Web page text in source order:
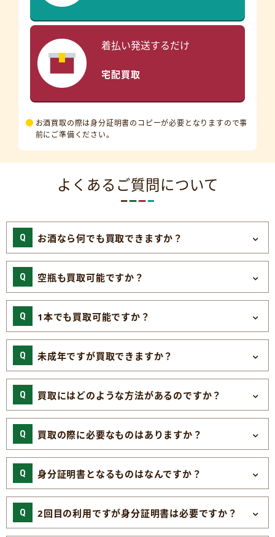
着払い発送するだけ
宅配買取
お酒買取の際は身分証明書のコピーが必要となりますので事
前にご準備ください。
よくあるご質問について
お酒なら何でも買取できますか？
空瓶も買取可能ですか？
1本でも買取可能ですか？
未成年ですが買取できますか？
買取にはどのような方法があるのですか？
買取の際に必要なものはありますか？
身分証明書となるものはなんですか？
2回目の利用ですが身分証明書は必要ですか？